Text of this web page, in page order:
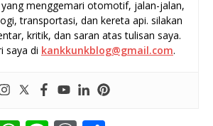
menggemari otomotif, jalan-jalan,
transportasi, dan kereta api. silakan
kritik, dan saran atas tulisan saya.
saya di kankkunkblog@gmail.com.